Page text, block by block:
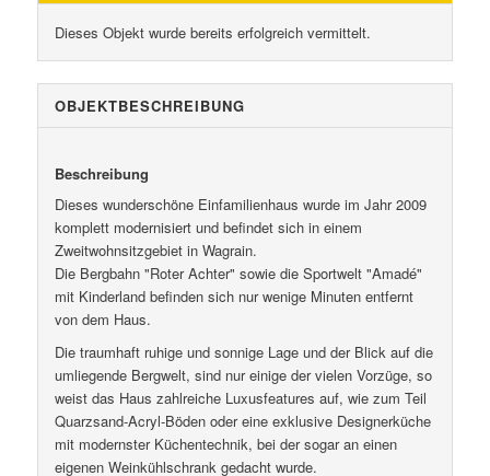
Dieses Objekt wurde bereits erfolgreich vermittelt.
OBJEKT­BESCHREIBUNG
Beschreibung
Dieses wunderschöne Einfamilienhaus wurde im Jahr 2009
komplett modernisiert und befindet sich in einem
Zweitwohnsitzgebiet in Wagrain.
Die Bergbahn "Roter Achter" sowie die Sportwelt "Amadé"
mit Kinderland befinden sich nur wenige Minuten entfernt
von dem Haus.
Die traumhaft ruhige und sonnige Lage und der Blick auf die
umliegende Bergwelt, sind nur einige der vielen Vorzüge, so
weist das Haus zahlreiche Luxusfeatures auf, wie zum Teil
Quarzsand-Acryl-Böden oder eine exklusive Designerküche
mit modernster Küchentechnik, bei der sogar an einen
eigenen Weinkühlschrank gedacht wurde.